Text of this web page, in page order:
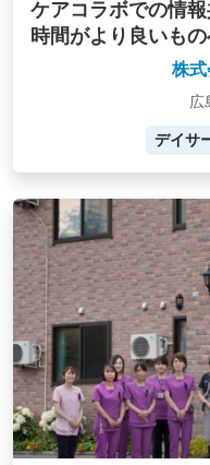
ケアコラボでの情
時間がより良いも
株
広
デイサ